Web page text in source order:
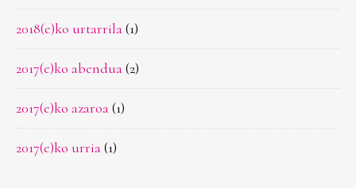
2018(e)ko urtarrila(1)
2017(e)ko abendua(2)
2017(e)ko azaroa(1)
2017(e)ko urria(1)